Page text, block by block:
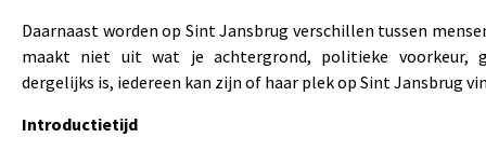
Daarnaast worden op Sint Jansbrug verschillen tussen
maakt niet uit wat je achtergrond, politieke voorkeur,
dergelijks is, iedereen kan zijn of haar plek op Sint Jansbrug
Introductietijd